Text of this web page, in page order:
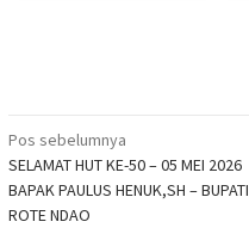
Navigasi
pos
Pos sebelumnya
SELAMAT HUT KE-50 – 05 MEI 2026
BAPAK PAULUS HENUK,SH – BUPATI
ROTE NDAO